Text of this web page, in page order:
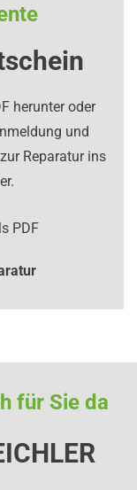
herunter oder
und
Reparatur ins
PDF
für Sie da